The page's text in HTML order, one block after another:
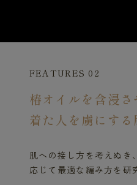
FEATURES 02
椿オイルを含浸さ
着た人を虜にする
肌への接し方を考えぬき
応じて最適な編み方を研